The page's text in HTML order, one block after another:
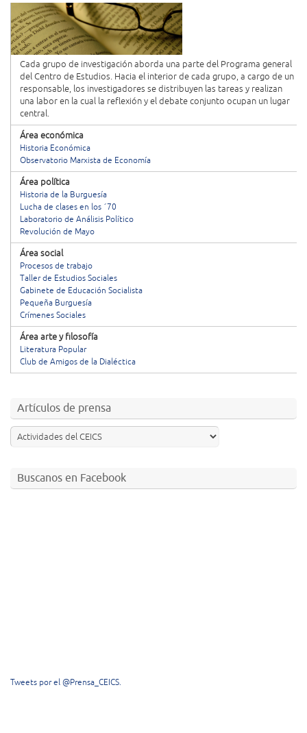
Cada grupo de investigación aborda una parte del Programa general
del Centro de Estudios. Hacia el interior de cada grupo, a cargo de un
responsable, los investigadores se distribuyen las tareas y realizan
una labor en la cual la reflexión y el debate conjunto ocupan un lugar
central.
Área económica
Historia Económica
Observatorio Marxista de Economía
Área política
Historia de la Burguesía
Lucha de clases en los ´70
Laboratorio de Análisis Político
Revolución de Mayo
Área social
Procesos de trabajo
Taller de Estudios Sociales
Gabinete de Educación Socialista
Pequeña Burguesía
Crímenes Sociales
Área arte y filosofía
Literatura Popular
Club de Amigos de la Dialéctica
Artículos de prensa
Buscanos en Facebook
Tweets por el @Prensa_CEICS.